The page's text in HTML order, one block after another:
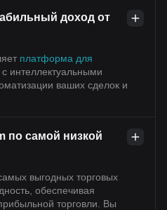
доход от
платформа для
с интеллектуальными
ваших сделок и
по самой низкой
выгодных торговых
обеспечивая
торговли. Вы